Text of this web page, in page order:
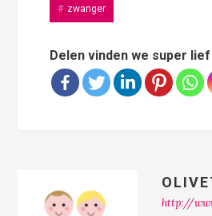
zwanger
Delen vinden we super lief
http://